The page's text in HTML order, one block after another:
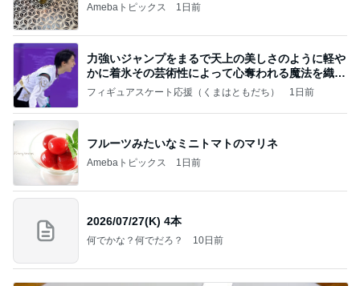
Amebaトピックス 1日前
力強いジャンプをまるで天上の美しさのように軽や
かに着氷その芸術性によって心奪われる魔法を織り
なす
フィギュアスケート応援（くまはともだち） 1日前
フルーツみたいなミニトマトのマリネ
Amebaトピックス 1日前
2026/07/27(K) 4本
何でかな？何でだろ？ 10日前